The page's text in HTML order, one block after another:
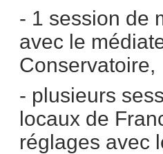
- 1 session de
avec le
Conservatoire,
- plusieurs
locaux de
réglages avec